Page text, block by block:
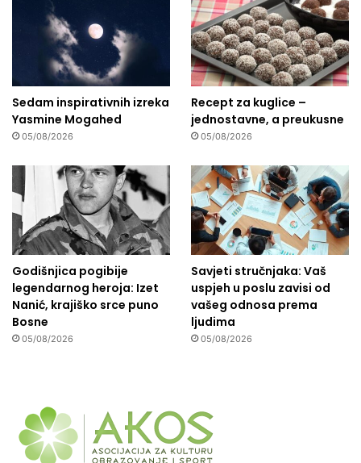
Sedam inspirativnih izreka
Yasmine Mogahed
05/08/2026
Recept za kuglice –
jednostavne, a preukusne
05/08/2026
Godišnjica pogibije
legendarnog heroja: Izet
Nanić, krajiško srce puno
Bosne
05/08/2026
Savjeti stručnjaka: Vaš
uspjeh u poslu zavisi od
vašeg odnosa prema
ljudima
05/08/2026